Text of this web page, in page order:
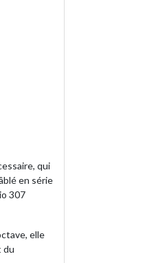
qui
en série
307
elle
du